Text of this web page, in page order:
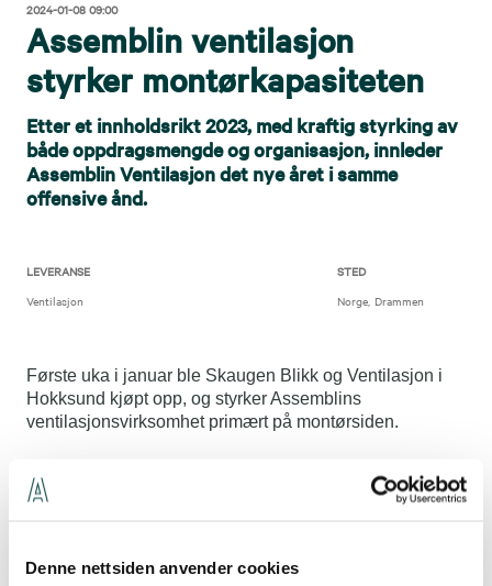
Denne nettsiden anvender cookies
2024-01-08 09:00
Assemblin ventilasjon
styrker montørkapasiteten
Etter et innholdsrikt 2023, med kraftig styrking av
både oppdragsmengde og organisasjon, innleder
Assemblin Ventilasjon det nye året i samme
offensive ånd.
LEVERANSE
Ventilasjon
STED
Norge Drammen
Første uka i januar ble Skaugen Blikk og Ventilasjon i
Hokksund kjøpt opp, og styrker Assemblins
ventilasjonsvirksomhet primært på montørsiden.
framover. Det gir oss behov for økt